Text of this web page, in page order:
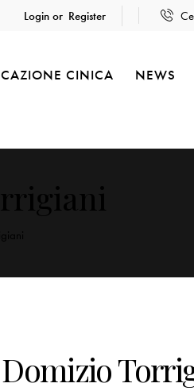
Login or Register
CINICA NEWS